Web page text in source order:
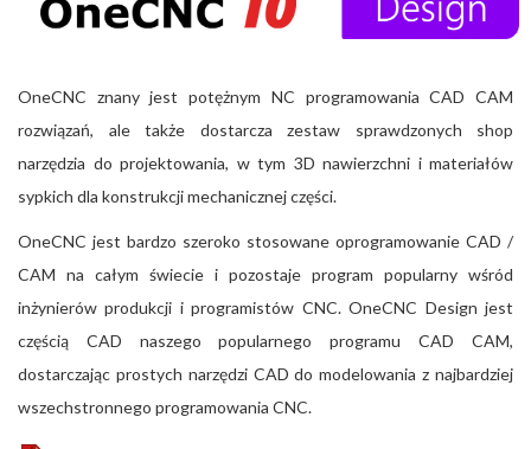
OneCNC znany jest potężnym NC programowania CAD CAM
rozwiązań, ale także dostarcza zestaw sprawdzonych shop
narzędzia do projektowania, w tym 3D nawierzchni i materiałów
sypkich dla konstrukcji mechanicznej części.
OneCNC jest bardzo szeroko stosowane oprogramowanie CAD /
CAM na całym świecie i pozostaje program popularny wśród
inżynierów produkcji i programistów CNC. OneCNC Design jest
częścią CAD naszego popularnego programu CAD CAM,
dostarczając prostych narzędzi CAD do modelowania z najbardziej
wszechstronnego programowania CNC.